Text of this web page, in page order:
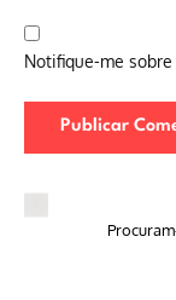
Notifique-me